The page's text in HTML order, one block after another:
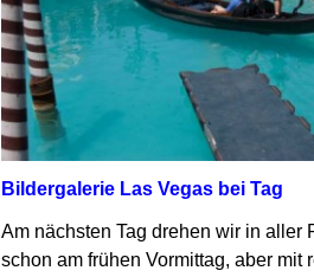
Bildergalerie Las Vegas bei Tag
Am nächsten Tag drehen wir in aller
schon am frühen Vormittag, aber